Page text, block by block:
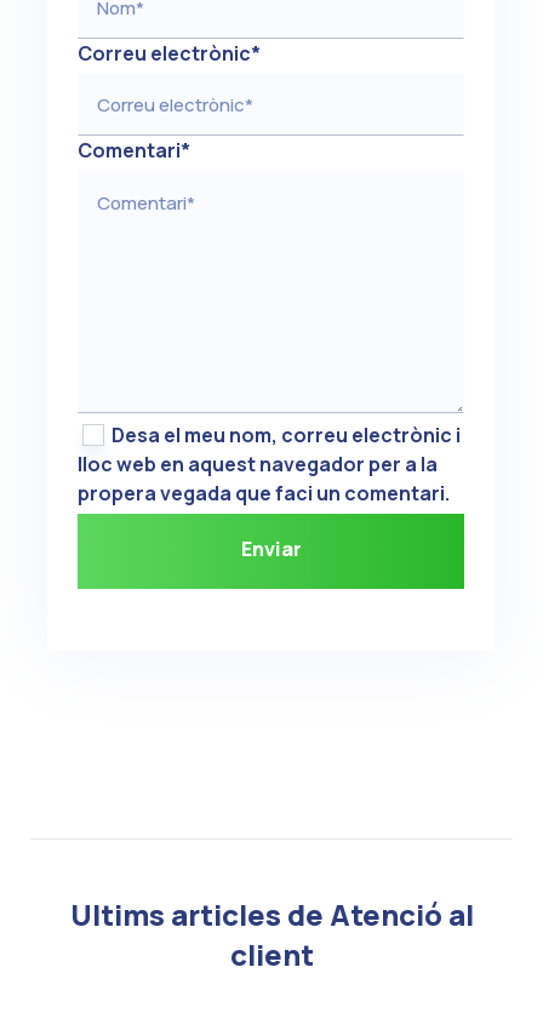
Correu electrònic*
Comentari*
Desa el meu nom, correu electrònic i
lloc web en aquest navegador per a la
propera vegada que faci un comentari.
Ultims articles de Atenció al
client